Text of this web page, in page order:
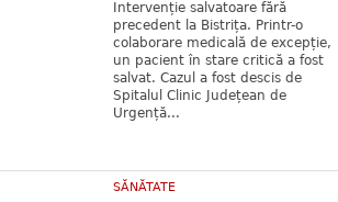
Intervenție salvatoare fără
precedent la Bistrița. Printr-o
colaborare medicală de excepție,
un pacient în stare critică a fost
salvat. Cazul a fost descis de
Spitalul Clinic Județean de
Urgență...
SĂNĂTATE